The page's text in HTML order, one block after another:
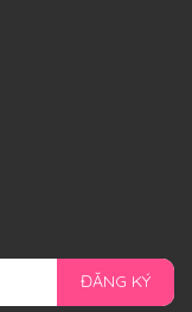
ĐĂNG KÝ